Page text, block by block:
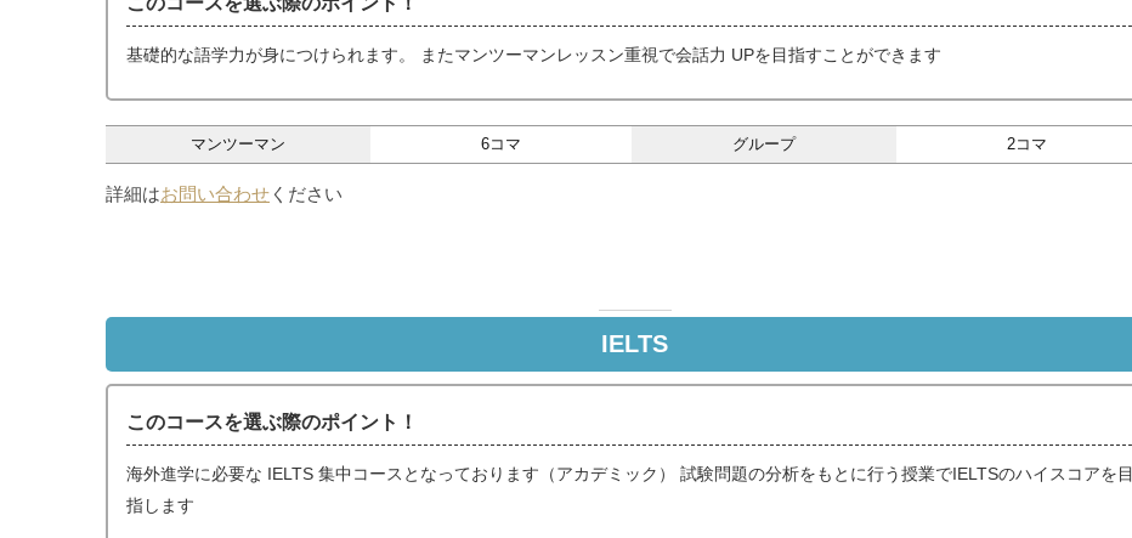
基礎的な語学力が身につけられます。 またマンツーマンレッスン重視で会話力 UPを目指すことができます
マンツーマン 6コマ グループ 2コマ
詳細はお問い合わせ ください
IELTS
このコースを選ぶ際のポイント！
海外進学に必要な IELTS 集中コースとなっております（アカデミック） 試験問題の分析をもとに行う授業でIELTSのハイスコアを目
指します